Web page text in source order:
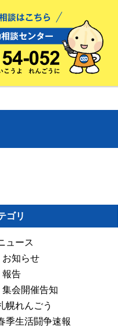
ゴリ
ュース
お知らせ
報告
集会開催告知
幌れんごう
季生活闘争速報